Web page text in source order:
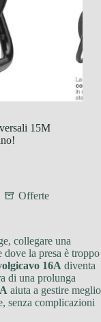
15M
Offerte
collegare una
la presa è troppo
16A diventa
di una prolunga
aiuta a gestire meglio
senza complicazioni